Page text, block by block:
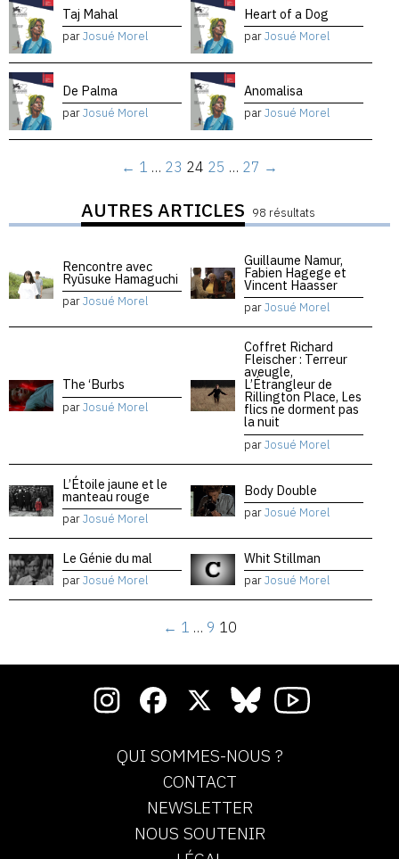
Taj Mahal
parJosué Morel
Heart of a Dog
parJosué Morel
De Palma
parJosué Morel
Anomalisa
parJosué Morel
← 1 … 23 24 25 … 27 →
AUTRES ARTICLES 98 résultats
Rencontre avec
Ryūsuke Hamaguchi
parJosué Morel
Guillaume Namur,
Fabien Hagege et
Vincent Haasser
parJosué Morel
The ‘Burbs
parJosué Morel
Coffret Richard
Fleischer : Terreur
aveugle,
L’Étrangleur de
Rillington Place, Les
flics ne dorment pas
la nuit
parJosué Morel
L’Étoile jaune et le
manteau rouge
parJosué Morel
Body Double
parJosué Morel
Le Génie du mal
parJosué Morel
Whit Stillman
parJosué Morel
← 1 … 9 10
QUI SOMMES-NOUS ?
CONTACT
NEWSLETTER
NOUS SOUTENIR